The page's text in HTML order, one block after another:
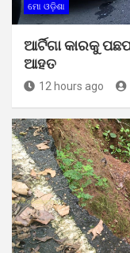
ମୋ ଓଡ଼ିଶା
ଆର୍ଟିଗା କାରକୁ
ଆହତ
12 hours ago